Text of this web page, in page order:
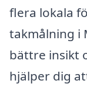
flera lokala
takmålning i
bättre insikt
hjälper dig